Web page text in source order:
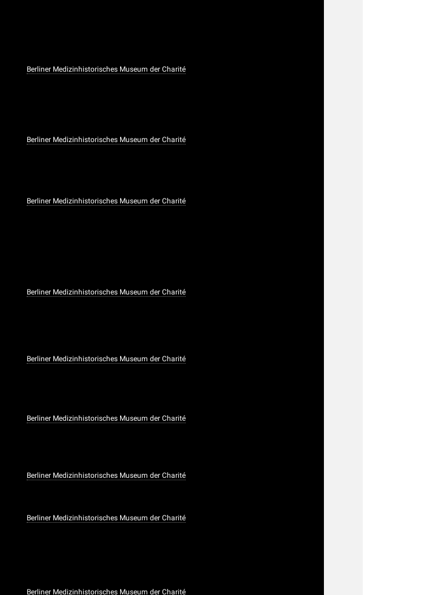
Berliner Medizinhistorisches Museum der Charité
Berliner Medizinhistorisches Museum der Charité
Berliner Medizinhistorisches Museum der Charité
Berliner Medizinhistorisches Museum der Charité
Berliner Medizinhistorisches Museum der Charité
Berliner Medizinhistorisches Museum der Charité
Berliner Medizinhistorisches Museum der Charité
Berliner Medizinhistorisches Museum der Charité
Berliner Medizinhistorisches Museum der Charité